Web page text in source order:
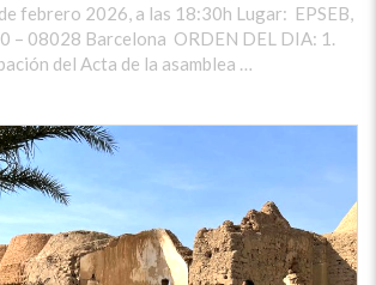
febrero 2026, a las 18:30h Lugar: EPSEB,
– 08028 Barcelona ORDEN DEL DIA: 1.
del Acta de la asamblea …